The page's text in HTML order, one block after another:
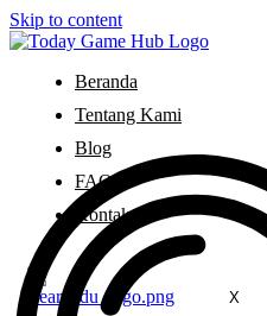
Skip to content
Beranda
Tentang Kami
Blog
FAQ
Kontak
X